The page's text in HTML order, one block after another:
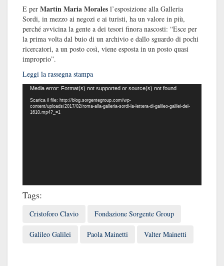
E per Martin Maria Morales l’esposizione alla Galleria
Sordi, in mezzo ai negozi e ai turisti, ha un valore in più,
perché avvicina la gente a dei tesori finora nascosti: “Esce per
la prima volta dal buio di un archivio e dallo sguardo di pochi
ricercatori, a un posto così, viene esposta in un posto quasi
improprio”.
Leggi la rassegna stampa
Video
Player
Media error: Format(s) not supported or source(s) not found
Scarica il file: http://blog.sorgentegroup.com/wp-
content/uploads/2017/02/roma-alla-galleria-sordi-la-lettera-di-galileo-galilei-del-
1610.mp4?_=1
Tags:
Cristoforo Clavio Fondazione Sorgente Group
Galileo Galilei Paola Mainetti Valter Mainetti